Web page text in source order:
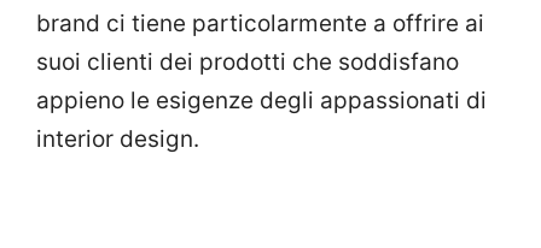
brand ci tiene particolarmente a offrire ai
suoi clienti dei prodotti che soddisfano
appieno le esigenze degli appassionati di
interior design.